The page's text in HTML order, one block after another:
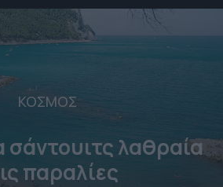
ΚΟΣΜΟΣ
σάντουιτς λαθραία
παραλίες